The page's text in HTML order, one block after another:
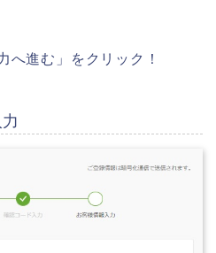
へ進む」をクリック！